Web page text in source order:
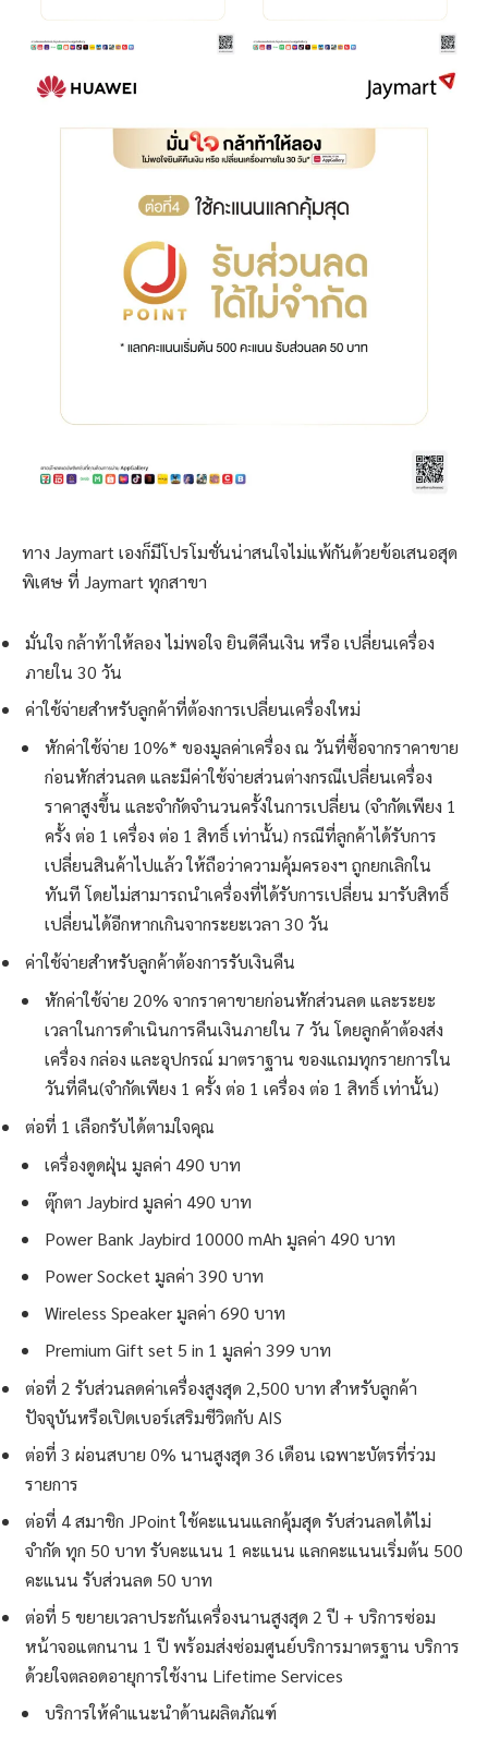
ทาง Jaymart เองก็มีโปรโมชั่นน่าสนใจไม่แพ้กันด้วยข้อเสนอสุด
พิเศษ ที่ Jaymart ทุกสาขา
มั่นใจ กล้าท้าให้ลอง ไม่พอใจ ยินดีคืนเงิน หรือ เปลี่ยนเครื่อง
ภายใน 30 วัน
ค่าใช้จ่ายสำหรับลูกค้าที่ต้องการเปลี่ยนเครื่องใหม่
หักค่าใช้จ่าย 10%* ของมูลค่าเครื่อง ณ วันที่ซื้อจากราคาขาย
ก่อนหักส่วนลด และมีค่าใช้จ่ายส่วนต่างกรณีเปลี่ยนเครื่อง
ราคาสูงขึ้น และจำกัดจำนวนครั้งในการเปลี่ยน (จำกัดเพียง 1
ครั้ง ต่อ 1 เครื่อง ต่อ 1 สิทธิ์ เท่านั้น) กรณีที่ลูกค้าได้รับการ
เปลี่ยนสินค้าไปแล้ว ให้ถือว่าความคุ้มครองฯ ถูกยกเลิกใน
ทันที โดยไม่สามารถนำเครื่องที่ได้รับการเปลี่ยน มารับสิทธิ์
เปลี่ยนได้อีกหากเกินจากระยะเวลา 30 วัน
ค่าใช้จ่ายสำหรับลูกค้าต้องการรับเงินคืน
หักค่าใช้จ่าย 20% จากราคาขายก่อนหักส่วนลด และระยะ
เวลาในการดำเนินการคืนเงินภายใน 7 วัน โดยลูกค้าต้องส่ง
เครื่อง กล่อง และอุปกรณ์ มาตราฐาน ของแถมทุกรายการใน
วันที่คืน(จำกัดเพียง 1 ครั้ง ต่อ 1 เครื่อง ต่อ 1 สิทธิ์ เท่านั้น)
ต่อที่ 1 เลือกรับได้ตามใจคุณ
เครื่องดูดฝุ่น มูลค่า 490 บาท
ตุ๊กตา Jaybird มูลค่า 490 บาท
Power Bank Jaybird 10000 mAh มูลค่า 490 บาท
Power Socket มูลค่า 390 บาท
Wireless Speaker มูลค่า 690 บาท
Premium Gift set 5 in 1 มูลค่า 399 บาท
ต่อที่ 2 รับส่วนลดค่าเครื่องสูงสุด 2,500 บาท สำหรับลูกค้า
ปัจจุบันหรือเปิดเบอร์เสริมชีวิตกับ AIS
ต่อที่ 3 ผ่อนสบาย 0% นานสูงสุด 36 เดือน เฉพาะบัตรที่ร่วม
รายการ
ต่อที่ 4 สมาชิก JPoint ใช้คะแนนแลกคุ้มสุด รับส่วนลดได้ไม่
จำกัด ทุก 50 บาท รับคะแนน 1 คะแนน แลกคะแนนเริ่มต้น 500
คะแนน รับส่วนลด 50 บาท
ต่อที่ 5 ขยายเวลาประกันเครื่องนานสูงสุด 2 ปี + บริการซ่อม
หน้าจอแตกนาน 1 ปี พร้อมส่งซ่อมศูนย์บริการมาตรฐาน บริการ
ด้วยใจตลอดอายุการใช้งาน Lifetime Services
บริการให้คำแนะนำด้านผลิตภัณฑ์